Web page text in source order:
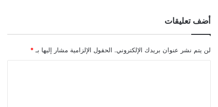
أضف تعليقات
لن يتم نشر عنوان بريدك الإلكتروني. الحقول الإلزامية مشار إليها بـ *